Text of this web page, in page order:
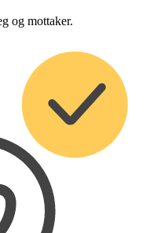
og mottaker.